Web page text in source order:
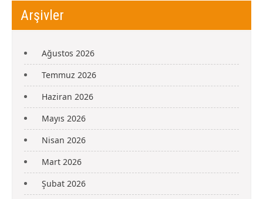
Arşivler
Ağustos 2026
Temmuz 2026
Haziran 2026
Mayıs 2026
Nisan 2026
Mart 2026
Şubat 2026